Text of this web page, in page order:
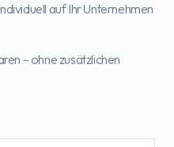
auf Ihr Unternehmen
– ohne zusätzlichen